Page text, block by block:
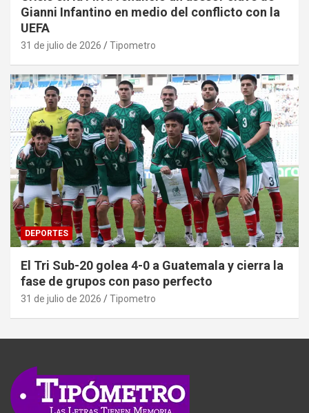
Gianni Infantino en medio del conflicto con la
UEFA
31 de julio de 2026 Tipometro
DEPORTES
El Tri Sub-20 golea 4-0 a Guatemala y cierra la
fase de grupos con paso perfecto
31 de julio de 2026 Tipometro